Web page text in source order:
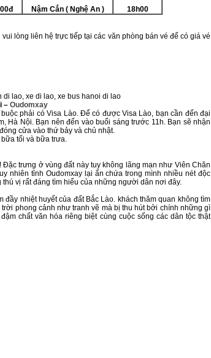
Nậm Cắn ( Nghệ An ) 18h00
lòng liên hệ trực tiếp tại các văn phòng bán vé để có giá vé
di lao, xe di lao, xe bus hanoi di lao
– Oudomxay
phải có Visa Lào. Để có được Visa Lào, bạn cần đến đại
Hà Nội. Bạn nên đến vào buổi sáng trước 11h. Bạn sẽ nhận
cửa vào thứ bảy và chủ nhật.
tối và bữa trưa.
trưng ở vùng đất này tuy không lãng mạn như Viên Chăn
nhiên tỉnh Oudomxay lại ẩn chứa trong mình nhiều nét độc
vị rất đáng tìm hiểu của những người dân nơi đây.
nhiệt huyết của đất Bắc Lào. khách thăm quan không tìm
phong cảnh như tranh vẽ mà bị thu hút bởi chính những gì
chất văn hóa riêng biệt cùng cuộc sống các dân tộc thật